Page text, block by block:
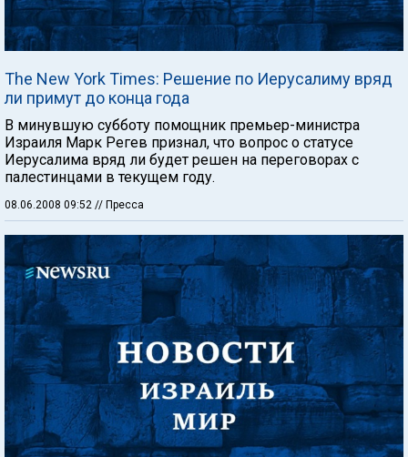
The New York Times: Решение по Иерусалиму вряд
ли примут до конца года
В минувшую субботу помощник премьер-министра
Израиля Марк Регев признал, что вопрос о статусе
Иерусалима вряд ли будет решен на переговорах с
палестинцами в текущем году.
08.06.2008 09:52 // Пресса